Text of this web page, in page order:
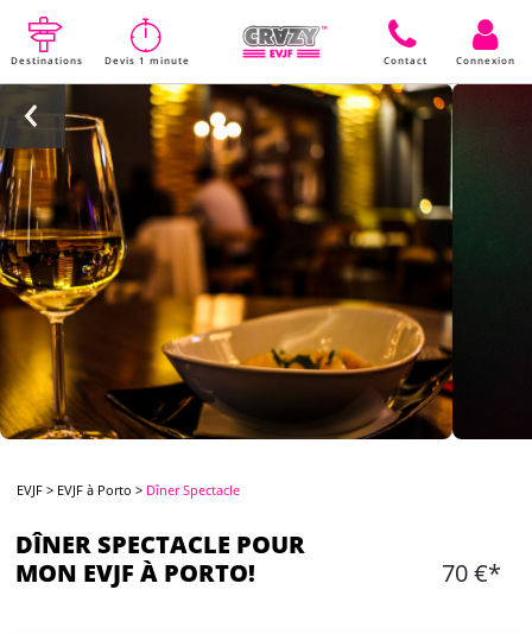
Destinations Devis 1 minute Contact Connexion
EVJF > EVJF à Porto > Dîner Spectacle
DÎNER SPECTACLE POUR
MON EVJF À PORTO!
70 €*